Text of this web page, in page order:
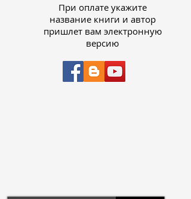
При оплате укажите
название книги и автор
пришлет вам электронную
версию